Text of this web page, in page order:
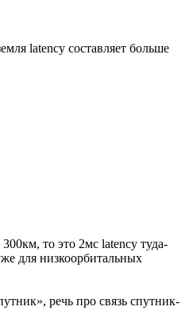
latency составляет больше
то это 2мс latency туда-
для низкоорбитальных
речь про связь спутник-